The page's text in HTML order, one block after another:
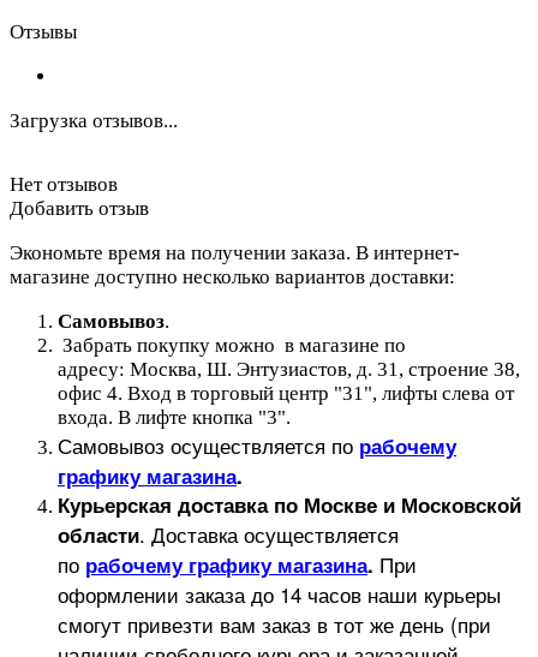
Отзывы
Загрузка отзывов...
Нет отзывов
Добавить отзыв
Экономьте время на получении заказа. В интернет-
магазине доступно несколько вариантов доставки:
Самовывоз.
Забрать покупку можно в магазине по
адресу: Москва, Ш. Энтузиастов, д. 31, строение 38,
офис 4. Вход в торговый центр "31", лифты слева от
входа. В лифте кнопка "3".
Самовывоз осуществляется по рабочему
графику магазина.
Курьерская доставка по Москве и Московской
области. Доставка осуществляется
по рабочему графику магазина. При
оформлении заказа до 14 часов наши курьеры
смогут привезти вам заказ в тот же день (при